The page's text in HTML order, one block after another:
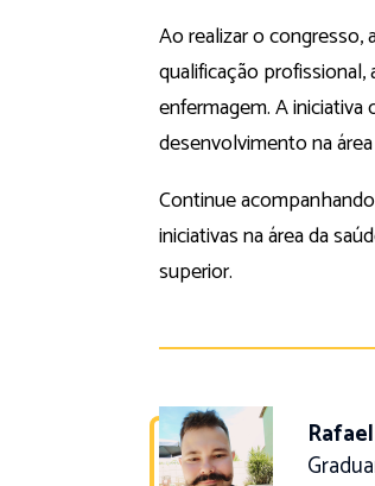
Ao realizar o congresso,
qualificação
enfermagem. A
desenvolvimento na
Continue
iniciativas na área da
superior.